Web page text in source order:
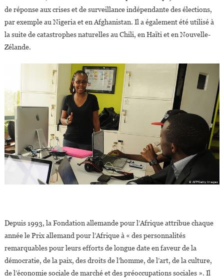
de réponse aux crises et de surveillance indépendante des élections,
par exemple au Nigeria et en Afghanistan. Il a également été utilisé à
la suite de catastrophes naturelles au Chili, en Haïti et en Nouvelle-
Zélande.
Depuis 1993, la Fondation allemande pour l’Afrique attribue chaque
année le Prix allemand pour l’Afrique à « des personnalités
remarquables pour leurs efforts de longue date en faveur de la
démocratie, de la paix, des droits de l’homme, de l’art, de la culture,
de l’économie sociale de marché et des préoccupations sociales ». Il